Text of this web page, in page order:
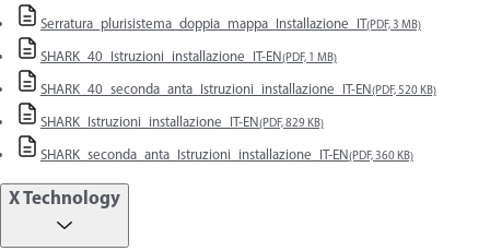
Serratura_plurisistema_doppia_mappa_Installazione_IT(PDF, 3 MB)
SHARK_40_Istruzioni_installazione_IT-EN(PDF, 1 MB)
SHARK_40_seconda_anta_Istruzioni_installazione_IT-EN(PDF, 520 KB)
SHARK_Istruzioni_installazione_IT-EN(PDF, 829 KB)
SHARK_seconda_anta_Istruzioni_installazione_IT-EN(PDF, 360 KB)
X Technology